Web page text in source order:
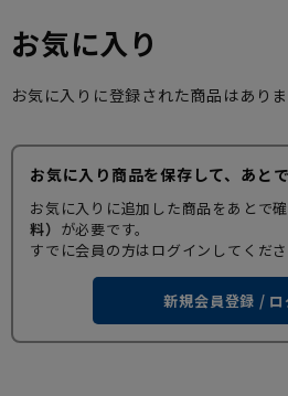
お気に入り
お気に入りに登録された商品はありま
お気に入り商品を保存して、あと
お気に入りに追加した商品をあとで
料） が必要です。
すでに会員の方はログインしてくださ
新規会員登録 / ロ